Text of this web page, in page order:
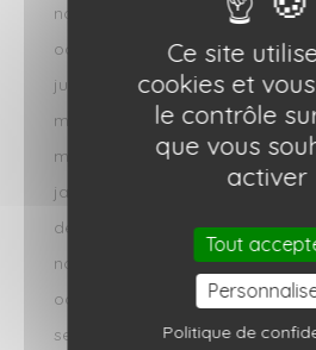
novembre 2020
octobre 2020
juillet 2020
mai 2020
mars 2020
janvier 2020
décembre 2019
novembre 2019
octobre 2019
septembre 2019
Ce site
cookies et
le contrôle
que vous
activer
Tout
Politique de